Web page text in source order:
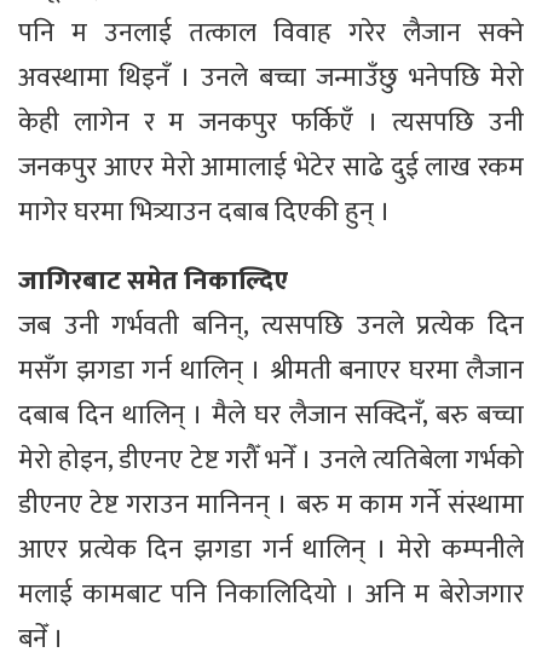
पनि म उनलाई तत्काल विवाह गरेर लैजान सक्ने
अवस्थामा थिइनँ । उनले बच्चा जन्माउँछु भनेपछि मेरो
केही लागेन र म जनकपुर फर्किएँ । त्यसपछि उनी
जनकपुर आएर मेरो आमालाई भेटेर साढे दुई लाख रकम
मागेर घरमा भित्र्याउन दबाब दिएकी हुन् ।
जागिरबाट समेत निकाल्दिए
जब उनी गर्भवती बनिन्, त्यसपछि उनले प्रत्येक दिन
मसँग झगडा गर्न थालिन् । श्रीमती बनाएर घरमा लैजान
दबाब दिन थालिन् । मैले घर लैजान सक्दिनँ, बरु बच्चा
मेरो होइन, डीएनए टेष्ट गरौँ भनेँ । उनले त्यतिबेला गर्भको
डीएनए टेष्ट गराउन मानिनन् । बरु म काम गर्ने संस्थामा
आएर प्रत्येक दिन झगडा गर्न थालिन् । मेरो कम्पनीले
मलाई कामबाट पनि निकालिदियो । अनि म बेरोजगार
बनेँ ।